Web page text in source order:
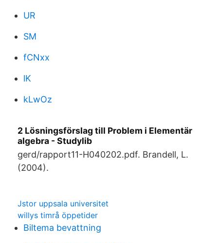
UR
SM
fCNxx
lK
kLwOz
2 Lösningsförslag till Problem i Elementär
algebra - Studylib
gerd/rapport11-H040202.pdf. Brandell, L.
(2004).
Jstor uppsala universitet
willys timrå öppetider
Biltema bevattning